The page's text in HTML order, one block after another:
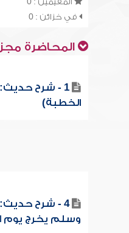
في خزائن : 0
المحاضرة
1 - شرح
الخطبة)
4 - شرح
وسلم يخرج يوم